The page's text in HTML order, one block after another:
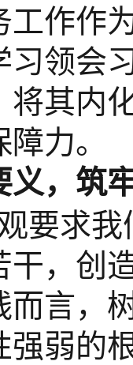
工作作
习领会
将其内
力。
义，筑
求我
干，创
而言，
强弱的